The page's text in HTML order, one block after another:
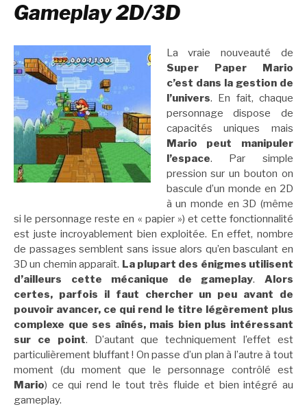
Gameplay 2D/3D
La vraie nouveauté de
Super Paper Mario
c’est dans la gestion de
l’univers. En fait, chaque
personnage dispose de
capacités uniques mais
Mario peut manipuler
l’espace. Par simple
pression sur un bouton on
bascule d’un monde en 2D
à un monde en 3D (même
si le personnage reste en « papier ») et cette fonctionnalité
est juste incroyablement bien exploitée. En effet, nombre
de passages semblent sans issue alors qu’en basculant en
3D un chemin apparaît. La plupart des énigmes utilisent
d’ailleurs cette mécanique de gameplay. Alors
certes, parfois il faut chercher un peu avant de
pouvoir avancer, ce qui rend le titre légèrement plus
complexe que ses aînés, mais bien plus intéressant
sur ce point. D’autant que techniquement l’effet est
particulièrement bluffant ! On passe d’un plan à l’autre à tout
moment (du moment que le personnage contrôlé est
Mario) ce qui rend le tout très fluide et bien intégré au
gameplay.